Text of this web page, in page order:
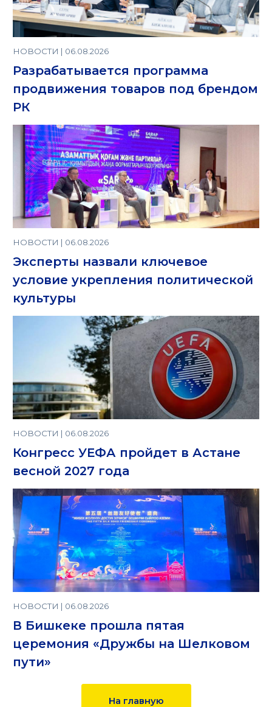
НОВОСТИ | 06.08.2026
Разрабатывается программа
продвижения товаров под брендом
РК
НОВОСТИ | 06.08.2026
Эксперты назвали ключевое
условие укрепления политической
культуры
НОВОСТИ | 06.08.2026
Конгресс УЕФА пройдет в Астане
весной 2027 года
НОВОСТИ | 06.08.2026
В Бишкеке прошла пятая
церемония «Дружбы на Шелковом
пути»
На главную